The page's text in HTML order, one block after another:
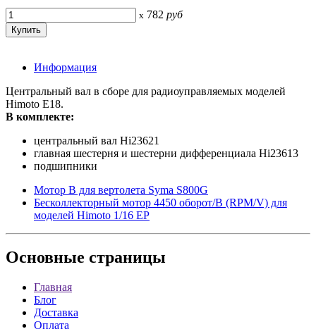
x 782 руб
Информация
Центральный вал в сборе для радиоуправляемых моделей
Himoto E18.
В комплекте:
центральный вал Hi23621
главная шестерня и шестерни дифференциала Hi23613
подшипники
Мотор В для вертолета Syma S800G
Бесколлекторный мотор 4450 оборот/В (RPM/V) для
моделей Himoto 1/16 EP
Основные страницы
Главная
Блог
Доставка
Оплата